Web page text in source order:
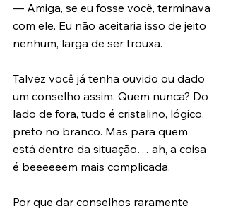
— Amiga, se eu fosse você, terminava
com ele. Eu não aceitaria isso de jeito
nenhum, larga de ser trouxa.
Talvez você já tenha ouvido ou dado
um conselho assim. Quem nunca? Do
lado de fora, tudo é cristalino, lógico,
preto no branco. Mas para quem
está dentro da situação… ah, a coisa
é beeeeeem mais complicada.
Por que dar conselhos raramente